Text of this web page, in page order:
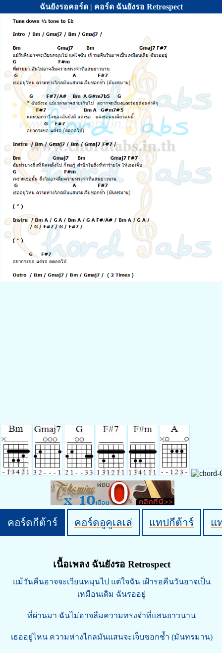
ฉันยังรอคอร์ด | คอร์ด ฉันยังรอ Retrospect
คอร์ดกีต้าร์ คอร์ดอูคูเลเล่ แทปกีต้าร์ แ
เนื้อเพลง ฉันยังรอ Retrospect
แม้วันคืนอาจจะเวียนหมุนไป แต่ใจฉัน เฝ้ารอคืนวันอาจเป็น
เหมือนเดิม ฉันรออยู่
ที่ผ่านมา ฉันไม่อาจลืมความทรงจำที่แสนยาวนาน
เธออยู่ไหน ความห่างไกลมันแสนจะเจ็บชอกช้ำ (มันทรมาน)